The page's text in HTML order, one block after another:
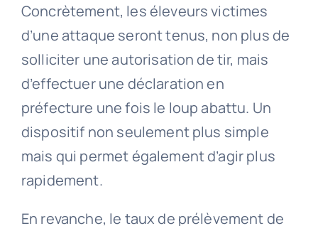
Concrètement, les éleveurs victimes
d’une attaque seront tenus, non plus de
solliciter une autorisation de tir, mais
d’effectuer une déclaration en
préfecture une fois le loup abattu. Un
dispositif non seulement plus simple
mais qui permet également d’agir plus
rapidement.
En revanche, le taux de prélèvement de